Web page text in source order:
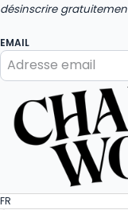
désinscrire
EMAIL
FR